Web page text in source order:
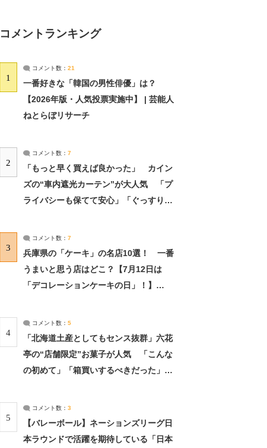
コメントランキング
1
コメント数： 21
一番好きな「韓国の男性俳優」は？
【2026年版・人気投票実施中】 | 芸能人
ねとらぼリサーチ
2
コメント数： 7
「もっと早く買えば良かった」 カイン
ズの“車内遮光カーテン”が大人気 「プ
ライバシーも保てて安心」「ぐっすり眠
3
コメント数： 7
兵庫県の「ケーキ」の名店10選！ 一番
うまいと思う店はどこ？【7月12日は
「デコレーションケーキの日」！】
4
コメント数： 5
「北海道土産としてもセンス抜群」六花
亭の“店舗限定”お菓子が人気 「こんな
の初めて」「箱買いするべきだった」
5
コメント数： 3
【バレーボール】ネーションズリーグ日
本ラウンドで活躍を期待している「日本